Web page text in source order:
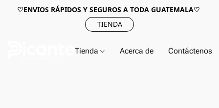
♡ENVIOS RÁPIDOS Y SEGUROS A TODA GUATEMALA♡
TIENDA
Tienda Acerca de Contáctenos